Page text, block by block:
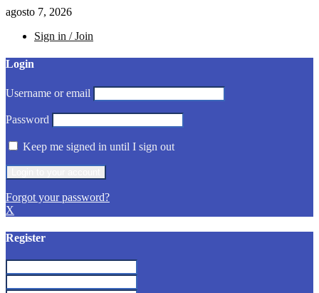
agosto 7, 2026
Sign in / Join
Login
Username or email
Password
Keep me signed in until I sign out
Forgot your password?
X
Register